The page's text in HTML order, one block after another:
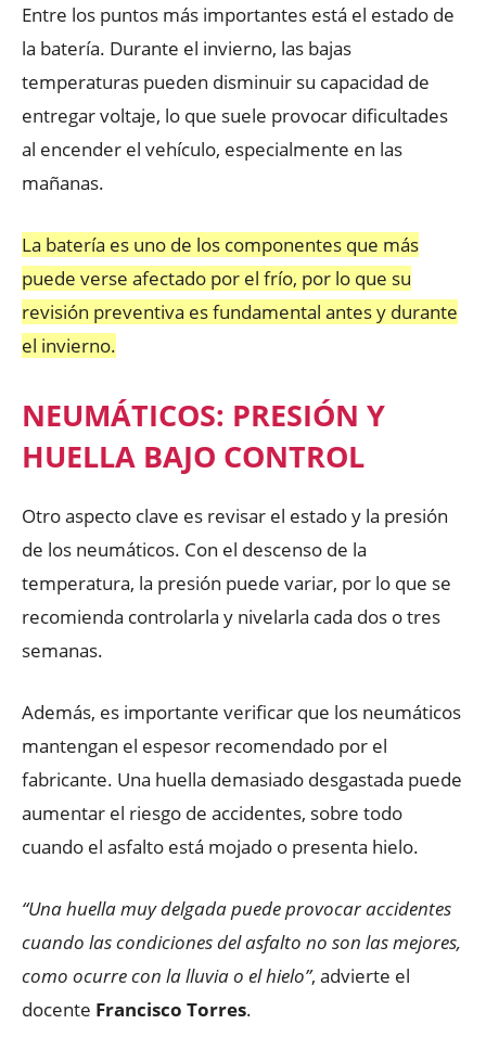
Entre los puntos más importantes está el estado de
la batería. Durante el invierno, las bajas
temperaturas pueden disminuir su capacidad de
entregar voltaje, lo que suele provocar dificultades
al encender el vehículo, especialmente en las
mañanas.
La batería es uno de los componentes que más
puede verse afectado por el frío, por lo que su
revisión preventiva es fundamental antes y durante
el invierno.
NEUMÁTICOS: PRESIÓN Y
HUELLA BAJO CONTROL
Otro aspecto clave es revisar el estado y la presión
de los neumáticos. Con el descenso de la
temperatura, la presión puede variar, por lo que se
recomienda controlarla y nivelarla cada dos o tres
semanas.
Además, es importante verificar que los neumáticos
mantengan el espesor recomendado por el
fabricante. Una huella demasiado desgastada puede
aumentar el riesgo de accidentes, sobre todo
cuando el asfalto está mojado o presenta hielo.
“Una huella muy delgada puede provocar accidentes
cuando las condiciones del asfalto no son las mejores,
como ocurre con la lluvia o el hielo”, advierte el
docente Francisco Torres.